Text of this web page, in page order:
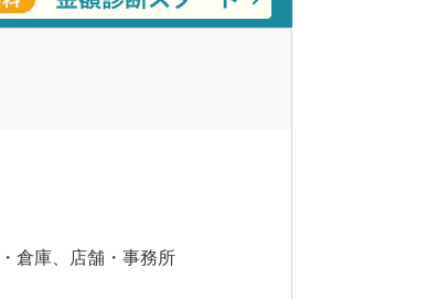
倉庫、店舗・事務所